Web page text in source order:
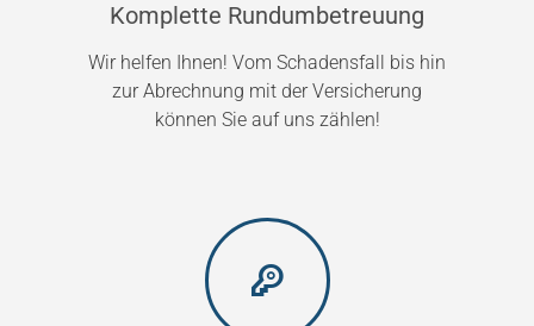
Komplette Rundumbetreuung
Wir helfen Ihnen! Vom Schadensfall bis hin
zur Abrechnung mit der Versicherung
können Sie auf uns zählen!